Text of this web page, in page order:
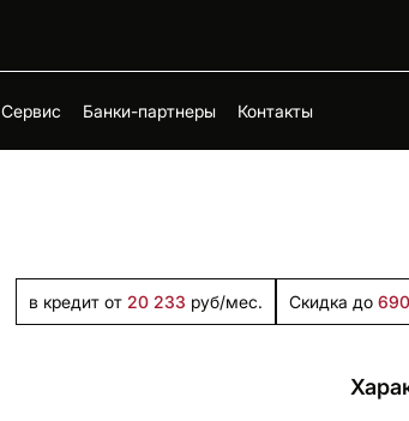
Сервис Банки-партнеры Контакты
в кредит от 20 233 руб/мес. Скидка до